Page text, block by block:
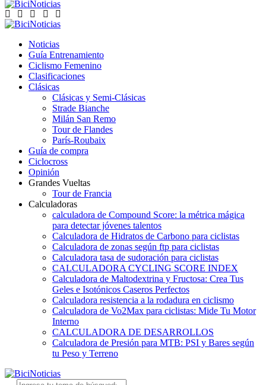
Noticias
Guía Entrenamiento
Ciclismo Femenino
Clasificaciones
Clásicas
Clásicas y Semi-Clásicas
Strade Bianche
Milán San Remo
Tour de Flandes
París-Roubaix
Guía de compra
Ciclocross
Opinión
Grandes Vueltas
Tour de Francia
Calculadoras
calculadora de Compound Score: la métrica mágica
para detectar jóvenes talentos
Calculadora de Hidratos de Carbono para ciclistas
Calculadora de zonas según ftp para ciclistas
Calculadora tasa de sudoración para ciclistas
CALCULADORA CYCLING SCORE INDEX
Calculadora de Maltodextrina y Fructosa: Crea Tus
Geles e Isotónicos Caseros Perfectos
Calculadora resistencia a la rodadura en ciclismo
Calculadora de Vo2Max para ciclistas: Mide Tu Motor
Interno
CALCULADORA DE DESARROLLOS
Calculadora de Presión para MTB: PSI y Bares según
tu Peso y Terreno